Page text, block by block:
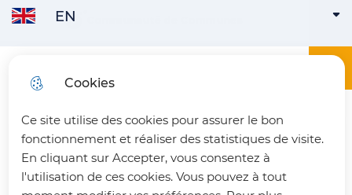
Cookies
Ce site utilise des cookies pour assurer le bon
fonctionnement et réaliser des statistiques de visite.
En cliquant sur Accepter, vous consentez à
l'utilisation de ces cookies. Vous pouvez à tout
Skip to
fermer
Office du tourisme du Pays du Vermandois
Main menu
EN
ENGLISH